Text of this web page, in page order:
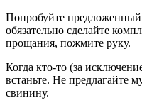
Попробуйте
обязательно сделайте
прощания, пожмите руку.
Когда кто-то (за
встаньте. Не предлагайте
свинину.